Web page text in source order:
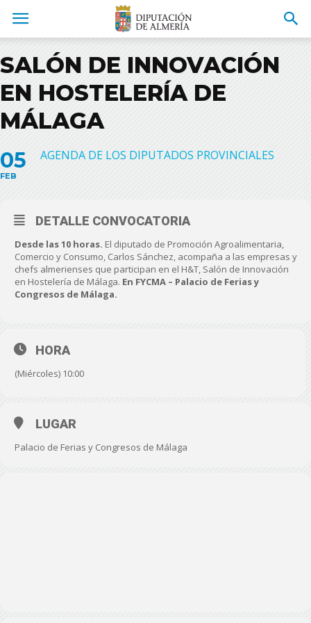
SALÓN DE INNOVACIÓN
EN HOSTELERÍA DE
MÁLAGA
05
FEB
AGENDA DE LOS DIPUTADOS PROVINCIALES
DETALLE CONVOCATORIA
Desde las 10 horas. El diputado de Promoción Agroalimentaria,
Comercio y Consumo, Carlos Sánchez, acompaña a las empresas y
chefs almerienses que participan en el H&T, Salón de Innovación
en Hostelería de Málaga. En FYCMA – Palacio de Ferias y
Congresos de Málaga.
HORA
(Miércoles) 10:00
LUGAR
Palacio de Ferias y Congresos de Málaga